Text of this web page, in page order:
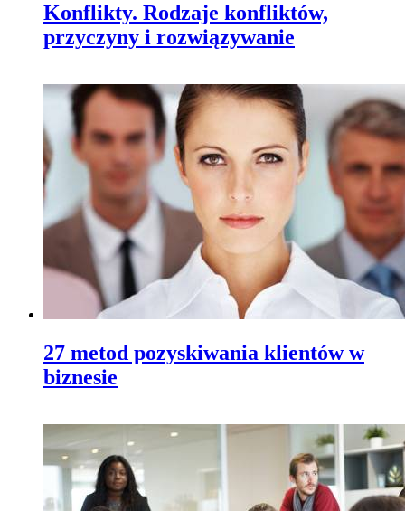
Konflikty. Rodzaje konfliktów,
przyczyny i rozwiązywanie
27 metod pozyskiwania klientów w
biznesie